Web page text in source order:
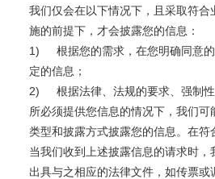
我们仅会在以下情况下，且采取符合
施的前提下，才会披露您的信息：
1)
根据您的需求，在您明确同意
定的信息；
2)
根据法律、法规的要求、强制
所必须提供您信息的情况下，我们可
类型和披露方式披露您的信息。在符
当我们收到上述披露信息的请求时，
出具与之相应的法律文件，如传票或